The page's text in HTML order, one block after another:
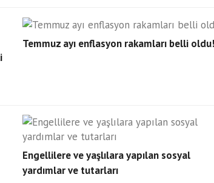
Temmuz ayı enflasyon rakamları belli oldu!
Engellilere ve yaşlılara yapılan sosyal
yardımlar ve tutarları